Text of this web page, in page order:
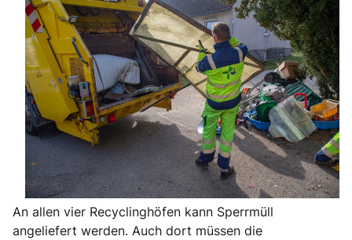
An allen vier Recyclinghöfen kann Sperrmüll
angeliefert werden. Auch dort müssen die